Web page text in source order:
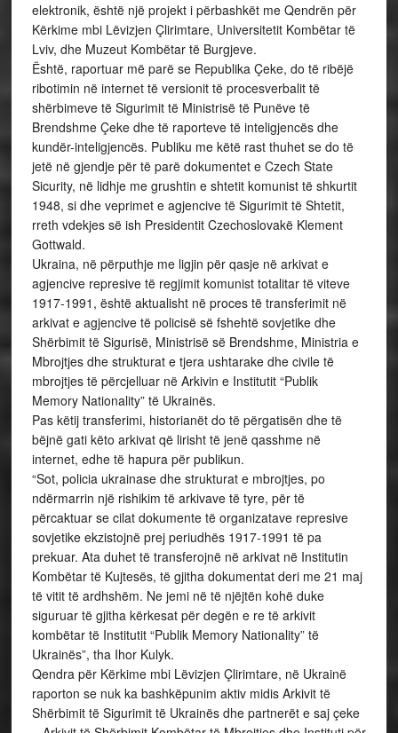
elektronik, është një projekt i përbashkët me Qendrën për
Kërkime mbi Lëvizjen Çlirimtare, Universitetit Kombëtar të
Lviv, dhe Muzeut Kombëtar të Burgjeve.
Është, raportuar më parë se Republika Çeke, do të ribëjë
ribotimin në internet të versionit të procesverbalit të
shërbimeve të Sigurimit të Ministrisë të Punëve të
Brendshme Çeke dhe të raporteve të inteligjencës dhe
kundër-inteligjencës. Publiku me këtë rast thuhet se do të
jetë në gjendje për të parë dokumentet e Czech State
Sicurity, në lidhje me grushtin e shtetit komunist të shkurtit
1948, si dhe veprimet e agjencive të Sigurimit të Shtetit,
rreth vdekjes së ish Presidentit Czechoslovakë Klement
Gottwald.
Ukraina, në përputhje me ligjin për qasje në arkivat e
agjencive represive të regjimit komunist totalitar të viteve
1917-1991, është aktualisht në proces të transferimit në
arkivat e agjencive të policisë së fshehtë sovjetike dhe
Shërbimit të Sigurisë, Ministrisë së Brendshme, Ministria e
Mbrojtjes dhe strukturat e tjera ushtarake dhe civile të
mbrojtjes të përcjelluar në Arkivin e Institutit “Publik
Memory Nationality” të Ukrainës.
Pas këtij transferimi, historianët do të përgatisën dhe të
bëjnë gati këto arkivat që lirisht të jenë qasshme në
internet, edhe të hapura për publikun.
“Sot, policia ukrainase dhe strukturat e mbrojtjes, po
ndërmarrin një rishikim të arkivave të tyre, për të
përcaktuar se cilat dokumente të organizatave represive
sovjetike ekzistojnë prej periudhës 1917-1991 të pa
prekuar. Ata duhet të transferojnë në arkivat në Institutin
Kombëtar të Kujtesës, të gjitha dokumentat deri me 21 maj
të vitit të ardhshëm. Ne jemi në të njëjtën kohë duke
siguruar të gjitha kërkesat për degën e re të arkivit
kombëtar të Institutit “Publik Memory Nationality” të
Ukrainës”, tha Ihor Kulyk.
Qendra për Kërkime mbi Lëvizjen Çlirimtare, në Ukrainë
raporton se nuk ka bashkëpunim aktiv midis Arkivit të
Shërbimit të Sigurimit të Ukrainës dhe partnerët e saj çeke